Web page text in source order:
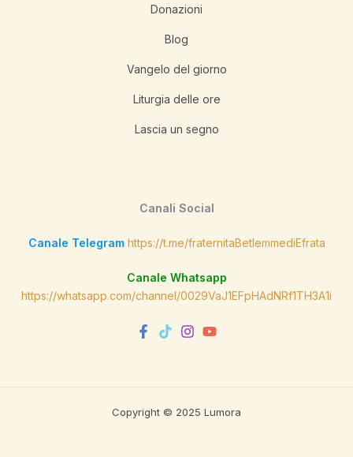
Donazioni
Blog
Vangelo del giorno
Liturgia delle ore
Lascia un segno
Canali Social
Canale Telegram https://t.me/fraternitaBetlemmediEfrata
Canale Whatsapp
https://whatsapp.com/channel/0029VaJ1EFpHAdNRf1TH3A1i
Copyright © 2025 Lumora